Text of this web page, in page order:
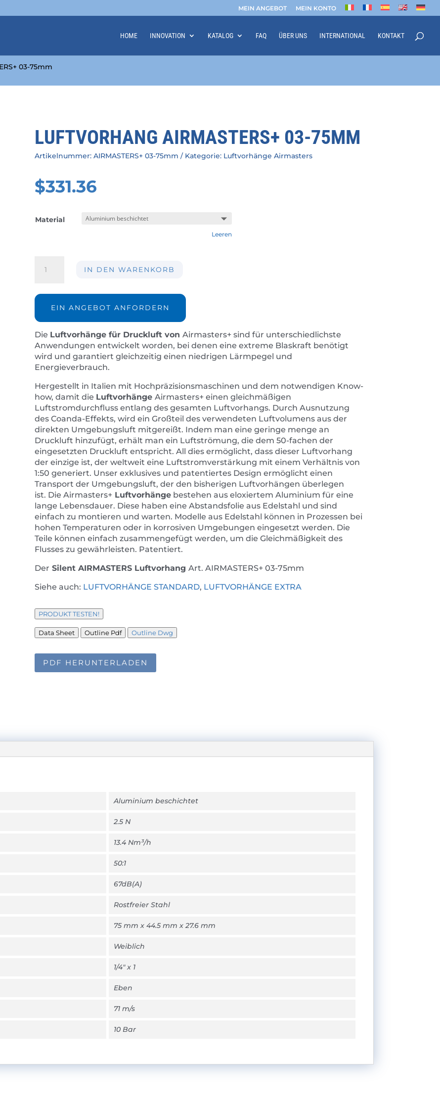
MEIN ANGEBOT MEIN KONTO
HOME INNOVATION KATALOG FAQ ÜBER UNS INTERNATIONAL KONTAKT
03-75mm
LUFTVORHANG AIRMASTERS+ 03-75MM
Artikelnummer: AIRMASTERS+ 03-75mm Kategorie: Luftvorhänge Airmasters
$331.36
Material
Leeren
AIRMASTERS+
75mm
Menge
IN DEN WARENKORB
EIN ANGEBOT ANFORDERN
Die Luftvorhänge für Druckluft von Airmasters+ sind für unterschiedlichste
Anwendungen entwickelt worden, bei denen eine extreme Blaskraft benötigt
wird und garantiert gleichzeitig einen niedrigen Lärmpegel und
Energieverbrauch.
Hergestellt in Italien mit Hochpräzisionsmaschinen und dem notwendigen Know-
how, damit die Luftvorhänge Airmasters+ einen gleichmäßigen
Luftstromdurchfluss entlang des gesamten Luftvorhangs. Durch Ausnutzung
des Coanda-Effekts, wird ein Großteil des verwendeten Luftvolumens aus der
direkten Umgebungsluft mitgereißt. Indem man eine geringe menge an
Druckluft hinzufügt, erhält man ein Luftströmung, die dem 50-fachen der
eingesetzten Druckluft entspricht. All dies ermöglicht, dass dieser Luftvorhang
der einzige ist, der weltweit eine Luftstromverstärkung mit einem Verhältnis von
1:50 generiert. Unser exklusives und patentiertes Design ermöglicht einen
Transport der Umgebungsluft, der den bisherigen Luftvorhängen überlegen
ist. Die Airmasters+Luftvorhängebestehen aus eloxiertem Aluminium für eine
lange Lebensdauer. Diese haben eine Abstandsfolie aus Edelstahl und sind
einfach zu montieren und warten. Modelle aus Edelstahl können in Prozessen bei
hohen Temperaturen oder in korrosiven Umgebungen eingesetzt werden. Die
Teile können einfach zusammengefügt werden, um die Gleichmäßigkeit des
Flusses zu gewährleisten. Patentiert.
Der Silent AIRMASTERS Luftvorhang Art. AIRMASTERS+ 03-75mm
Siehe auch: LUFTVORHÄNGE STANDARD, LUFTVORHÄNGE EXTRA
PRODUKT TESTEN!
Data Sheet Outline Pdf Outline Dwg
PDF HERUNTERLADEN
Aluminium beschichtet
2.5 N
13.4 Nm³/h
50:1
67dB(A)
Rostfreier Stahl
75 mm x 44.5 mm x 27.6 mm
Weiblich
1/4" x 1
Eben
71 m/s
10 Bar